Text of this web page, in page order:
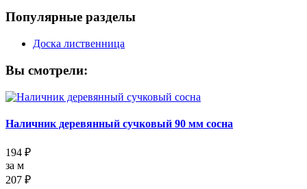
Популярные разделы
Доска лиственница
Вы смотрели:
Наличник деревянный сучковый 90 мм сосна
194 ₽
за м
207 ₽